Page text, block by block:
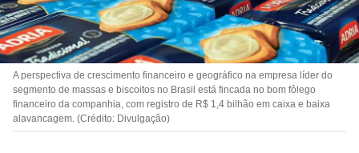
A perspectiva de crescimento financeiro e geográfico na empresa líder do
segmento de massas e biscoitos no Brasil está fincada no bom fôlego
financeiro da companhia, com registro de R$ 1,4 bilhão em caixa e baixa
alavancagem. (Crédito: Divulgação)